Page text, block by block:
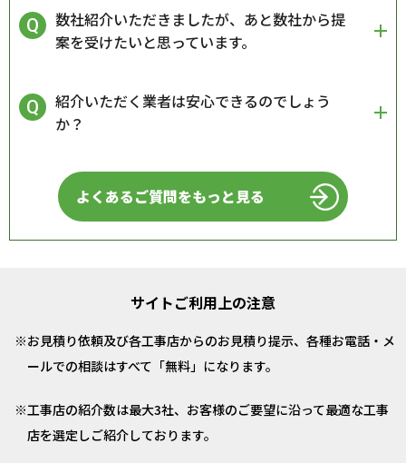
数社紹介いただきましたが、あと数社から提
案を受けたいと思っています。
紹介いただく業者は安心できるのでしょう
か？
よくあるご質問をもっと見る
サイトご利用上の注意
お見積り依頼及び各工事店からのお見積り提示、各種お電話・メ
ールでの相談はすべて「無料」になります。
工事店の紹介数は最大3社、お客様のご要望に沿って最適な工事
店を選定しご紹介しております。